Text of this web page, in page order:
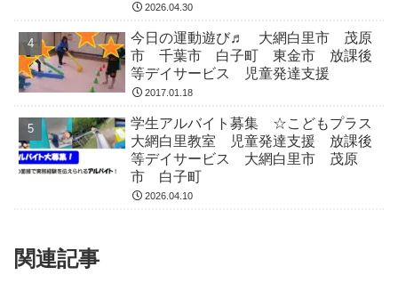
2026.04.30
今日の運動遊び♬ 大網白里市 茂原
市 千葉市 白子町 東金市 放課後
等デイサービス 児童発達支援
2017.01.18
学生アルバイト募集 ☆こどもプラス
大網白里教室 児童発達支援 放課後
等デイサービス 大網白里市 茂原
市 白子町
2026.04.10
関連記事